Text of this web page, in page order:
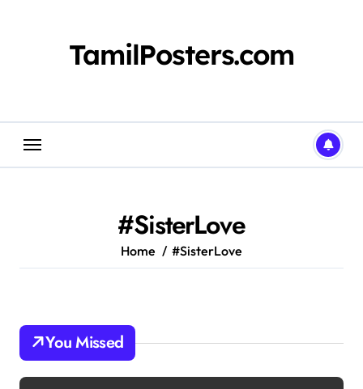
TamilPosters.com
#SisterLove
Home #SisterLove
You Missed